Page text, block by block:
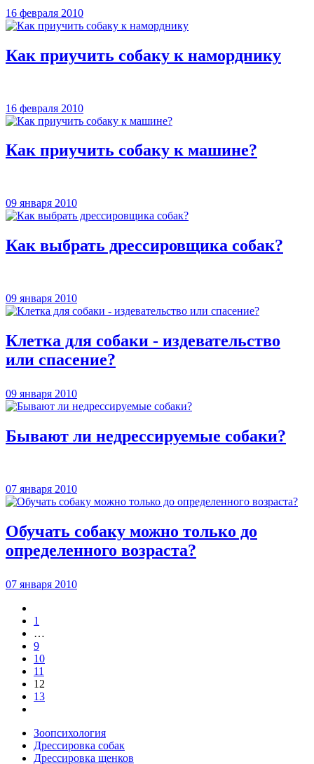
16 февраля 2010
Как приучить собаку к наморднику
16 февраля 2010
Как приучить собаку к машине?
09 января 2010
Как выбрать дрессировщика собак?
09 января 2010
Клетка для собаки - издевательство
или спасение?
09 января 2010
Бывают ли недрессируемые собаки?
07 января 2010
Обучать собаку можно только до
определенного возраста?
07 января 2010
1
…
9
10
11
12
13
Зоопсихология
Дрессировка собак
Дрессировка щенков